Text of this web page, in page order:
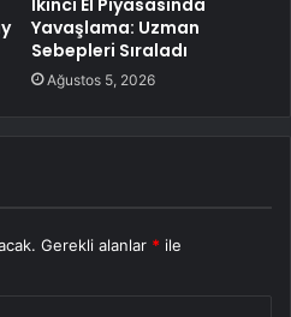
İkinci El Piyasasında
Yavaşlama: Uzman
Sebepleri Sıraladı
Ağustos 5, 2026
Gerekli alanlar * ile